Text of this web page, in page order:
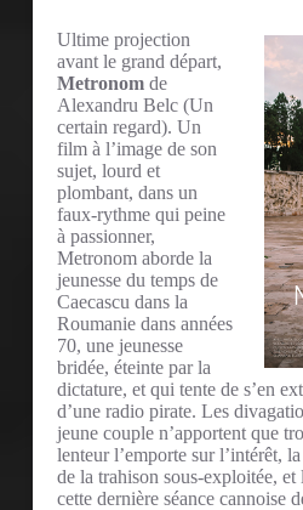
Ultime projection
avant le grand départ,
Metronom de
Alexandru Belc (Un
certain regard). Un
film à l’image de son
sujet, lourd et
plombant, dans un
faux-rythme qui peine
à passionner,
Metronom aborde la
jeunesse du temps de
Caecascu dans la
Roumanie dans années
70, une jeunesse
bridée, éteinte par la
dictature, et qui tente de s’en
d’une radio pirate. Les
jeune couple n’apportent que
lenteur l’emporte sur l’intérêt,
de la trahison sous-exploitée, et
cette dernière séance cannoise